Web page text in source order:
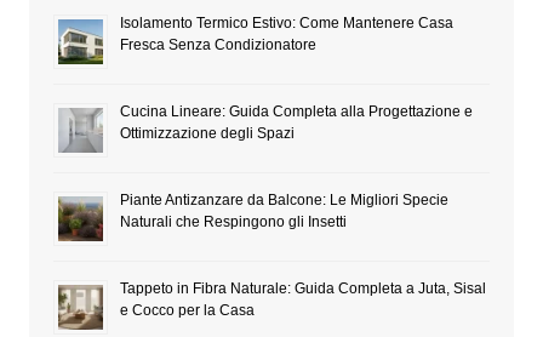
Isolamento Termico Estivo: Come Mantenere Casa
Fresca Senza Condizionatore
Cucina Lineare: Guida Completa alla Progettazione e
Ottimizzazione degli Spazi
Piante Antizanzare da Balcone: Le Migliori Specie
Naturali che Respingono gli Insetti
Tappeto in Fibra Naturale: Guida Completa a Juta, Sisal
e Cocco per la Casa